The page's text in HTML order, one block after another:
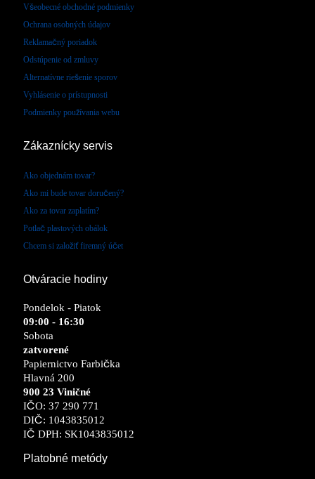
Všeobecné obchodné podmienky
Ochrana osobných údajov
Reklamačný poriadok
Odstúpenie od zmluvy
Alternatívne riešenie sporov
Vyhlásenie o prístupnosti
Podmienky používania webu
Zákaznícky servis
Ako objednám tovar?
Ako mi bude tovar doručený?
Ako za tovar zaplatím?
Potlač plastových obálok
Chcem si založiť firemný účet
Otváracie hodiny
Pondelok - Piatok
09:00 - 16:30
Sobota
zatvorené
Papiernictvo Farbička
Hlavná 200
900 23 Viničné
IČO: 37 290 771
DIČ: 1043835012
IČ DPH: SK1043835012
Platobné metódy